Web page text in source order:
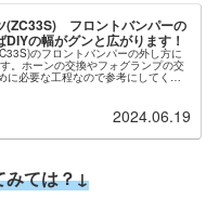
(ZC33S) フロントバンパーの
の幅がグンと広がります！
のフロントバンパーの外し方に
。ホーンの交換やフォグランプの交
に必要な工程なので参考にしてくだ
2024.06.19
みては？↓